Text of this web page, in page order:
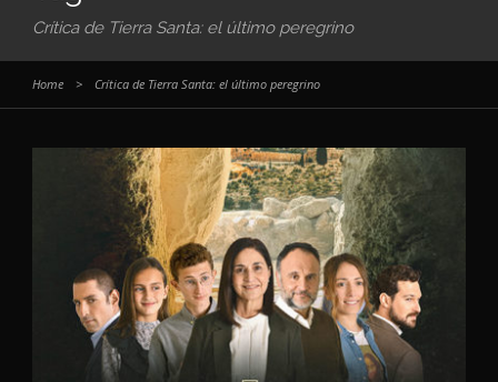
Crítica de Tierra Santa: el último peregrino
Home > Crítica de Tierra Santa: el último peregrino